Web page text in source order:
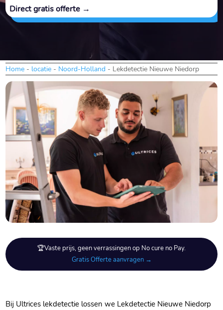
Direct gratis offerte →
Home - locatie - Noord-Holland - Lekdetectie Nieuwe Niedorp
🏆Vaste prijs, geen verrassingen op No cure no Pay.
Gratis Offerte aanvragen →
Bij Ultrices lekdetectie lossen we Lekdetectie Nieuwe Niedorp